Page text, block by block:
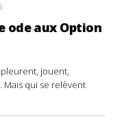
ode aux Option
jouent,
Mais qui se relèvent